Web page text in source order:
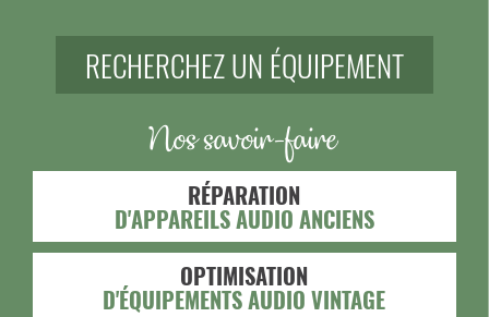
RECHERCHEZ UN ÉQUIPEMENT
Nos savoir-faire
RÉPARATION
D'APPAREILS AUDIO ANCIENS
OPTIMISATION
D'ÉQUIPEMENTS AUDIO VINTAGE